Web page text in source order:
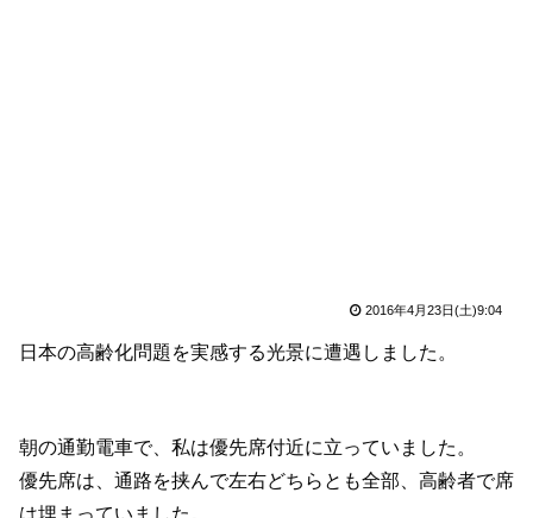
2016年4月23日(土)9:04
日本の高齢化問題を実感する光景に遭遇しました。
朝の通勤電車で、私は優先席付近に立っていました。
優先席は、通路を挟んで左右どちらとも全部、高齢者で席